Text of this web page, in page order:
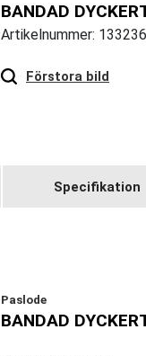
BANDAD
Artikelnummer: 133236
Förstora bild
Specifikation
Paslode
BANDAD